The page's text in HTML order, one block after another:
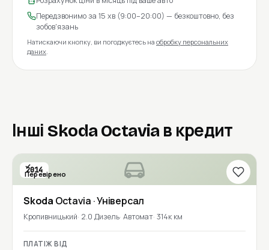
Передзвонимо за 15 хв (9:00–20:00) — безкоштовно, без
зобов'язань
Натискаючи кнопку, ви погоджуєтесь на обробку персональних
даних.
Інші Skoda Octavia в кредит
2014
Перевірено
Skoda Octavia · Універсал
Кропивницький 2.0 Дизель Автомат 314к км
ПЛАТІЖ ВІД